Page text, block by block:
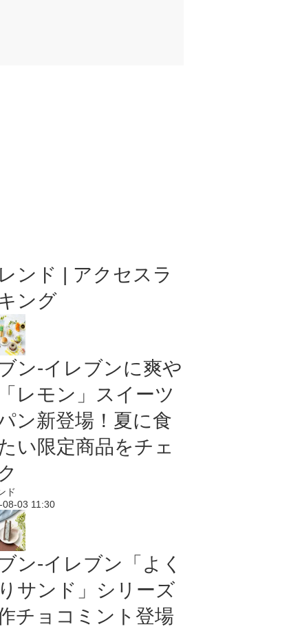
ンド | アクセスラ
ング
ン‐イレブンに爽や
レモン」スイーツ
ン新登場！夏に食
い限定商品をチェ
ド
08-03 11:30
ン‐イレブン「よく
サンド」シリーズ
チョコミント登場